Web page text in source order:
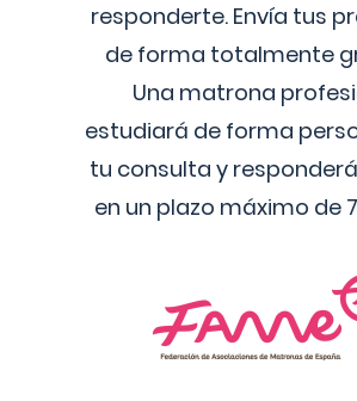
responderte. Envía tus
de forma totalmente
Una matrona
estudiará de forma
tu consulta y
en un plazo máximo de